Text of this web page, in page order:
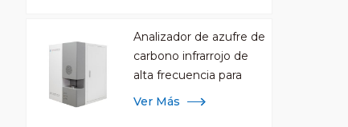
Analizador de azufre de
carbono infrarrojo de
alta frecuencia para
análisis de metales
Ver Más